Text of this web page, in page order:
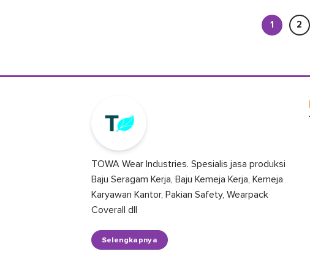
1 2
TOWA Wear Industries. Spesialis jasa produksi
Baju Seragam Kerja, Baju Kemeja Kerja, Kemeja
Karyawan Kantor, Pakian Safety, Wearpack
Coverall dll
Selengkapnya